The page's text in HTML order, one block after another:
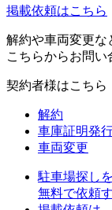
掲載依頼はこちら
解約や車両変更な
こちらからお問い
契約者様はこちら
解約
車庫証明発
車両変更
駐車場探しを
無料で依頼